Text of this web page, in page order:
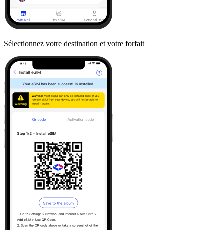
Sélectionnez votre destination et votre forfait